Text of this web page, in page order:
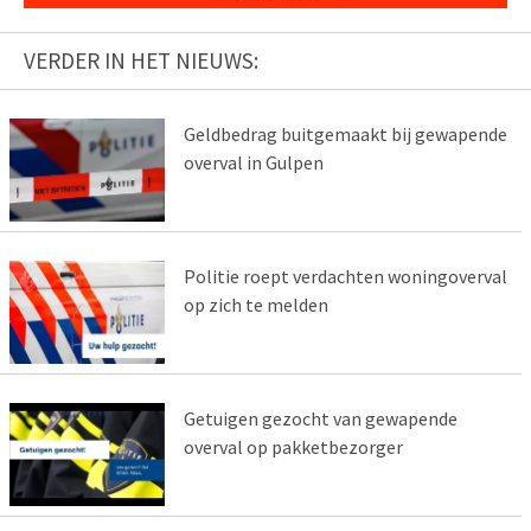
VERDER IN HET NIEUWS:
Geldbedrag buitgemaakt bij gewapende
overval in Gulpen
Politie roept verdachten woningoverval
op zich te melden
Getuigen gezocht van gewapende
overval op pakketbezorger